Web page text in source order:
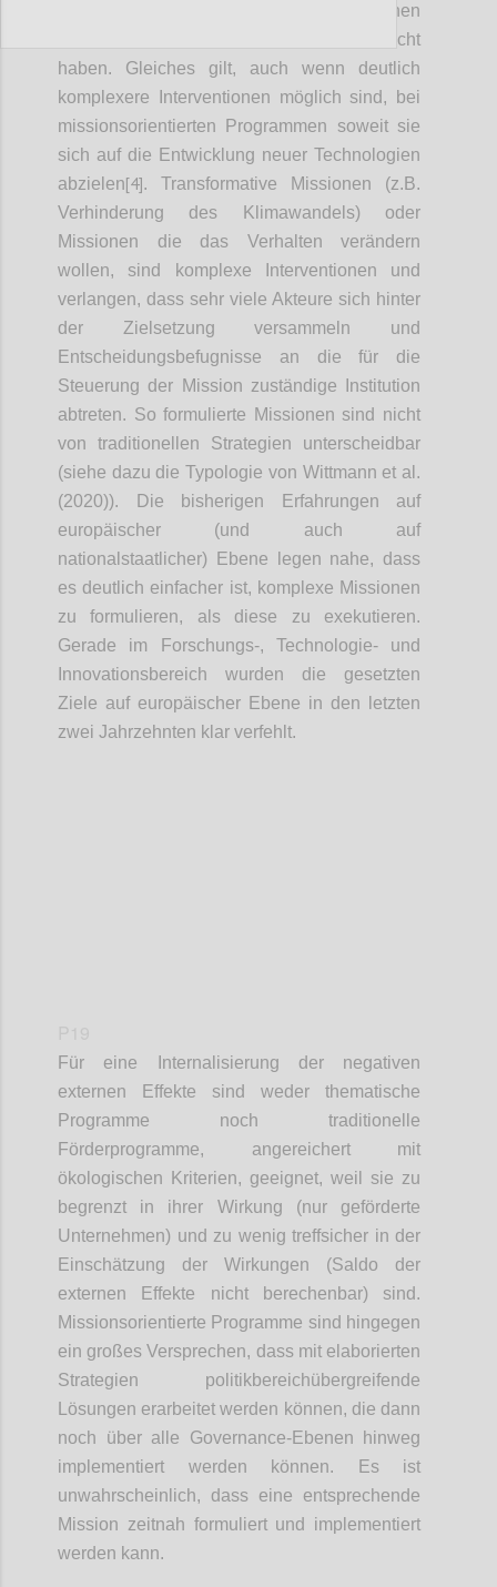
einem kleinen Teil der Unternehmen - jenen
eben die um eine Förderung angesucht
haben. Gleiches gilt, auch wenn deutlich
komplexere Interventionen möglich sind, bei
missionsorientierten Programmen soweit sie
sich auf die Entwicklung neuer Technologien
abzielen[4]. Transformative Missionen (z.B.
Verhinderung des Klimawandels) oder
Missionen die das Verhalten verändern
wollen, sind komplexe Interventionen und
verlangen, dass sehr viele Akteure sich hinter
der Zielsetzung versammeln und
Entscheidungsbefugnisse an die für die
Steuerung der Mission zuständige Institution
abtreten. So formulierte Missionen sind nicht
von traditionellen Strategien unterscheidbar
(siehe dazu die Typologie von Wittmann et al.
(2020)). Die bisherigen Erfahrungen auf
europäischer (und auch auf
nationalstaatlicher) Ebene legen nahe, dass
es deutlich einfacher ist, komplexe Missionen
zu formulieren, als diese zu exekutieren.
Gerade im Forschungs-, Technologie- und
Innovationsbereich wurden die gesetzten
Ziele auf europäischer Ebene in den letzten
zwei Jahrzehnten klar verfehlt.
Für eine Internalisierung der negativen
externen Effekte sind weder thematische
Programme noch traditionelle
Förderprogramme, angereichert mit
ökologischen Kriterien, geeignet, weil sie zu
begrenzt in ihrer Wirkung (nur geförderte
Unternehmen) und zu wenig treffsicher in der
Einschätzung der Wirkungen (Saldo der
externen Effekte nicht berechenbar) sind.
Missionsorientierte Programme sind hingegen
ein großes Versprechen, dass mit elaborierten
Strategien politikbereichübergreifende
Lösungen erarbeitet werden können, die dann
noch über alle Governance-Ebenen hinweg
implementiert werden können. Es ist
unwahrscheinlich, dass eine entsprechende
Mission zeitnah formuliert und
implementiert
werden kann.